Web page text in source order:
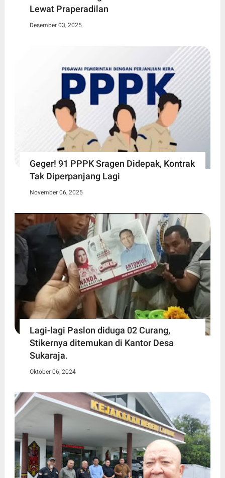
Lewat Praperadilan
Desember 03, 2025
Geger! 91 PPPK Sragen Didepak, Kontrak
Tak Diperpanjang Lagi
November 06, 2025
Lagi-lagi Paslon diduga 02 Curang,
Stikernya ditemukan di Kantor Desa
Sukaraja.
Oktober 06, 2024